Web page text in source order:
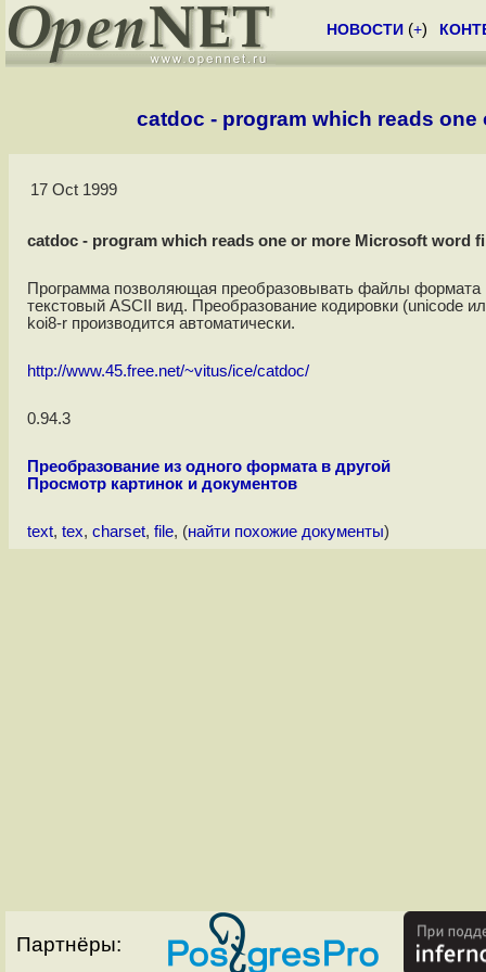
НОВОСТИ (+)
catdoc - program which reads
17 Oct 1999
catdoc - program which reads one or more Microsoft word
Программа позволяющая преобразовывать файлы формата
текстовый ASCII вид. Преобразование кодировки (unicode
koi8-r производится автоматически.
http://www.45.free.net/~vitus/ice/catdoc/
0.94.3
Преобразование из одного формата в другой
Просмотр картинок и документов
text, tex, charset, file, (найти похожие документы)
Партнёры: